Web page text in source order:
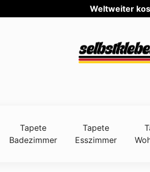
Tapete
Badezimmer
Tapete
Esszimmer